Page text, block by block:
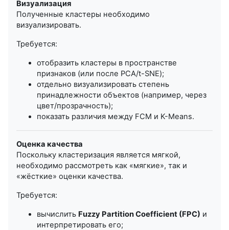
Визуализация
Полученные кластеры необходимо
визуализировать.
Требуется:
отобразить кластеры в пространстве
признаков (или после PCA/t-SNE);
отдельно визуализировать степень
принадлежности объектов (например, через
цвет/прозрачность);
показать различия между FCM и K-Means.
Оценка качества
Поскольку кластеризация является мягкой,
необходимо рассмотреть как «мягкие», так и
«жёсткие» оценки качества.
Требуется:
вычислить Fuzzy Partition Coefficient (FPC) и
интерпретировать его;